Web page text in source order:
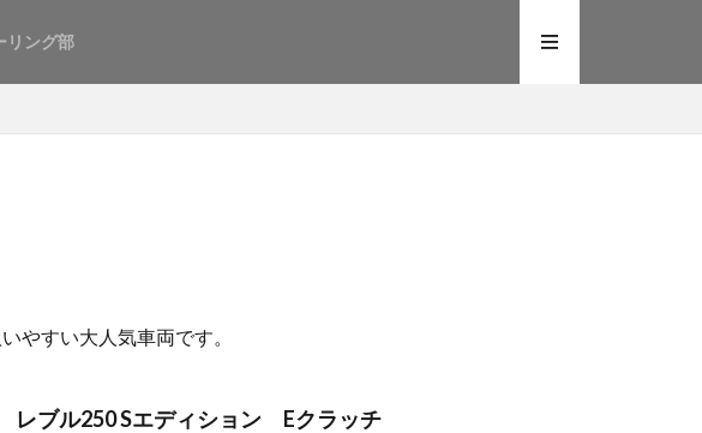
リング部
やすい大人気車両です。
レブル250 Sエディション Eクラッチ